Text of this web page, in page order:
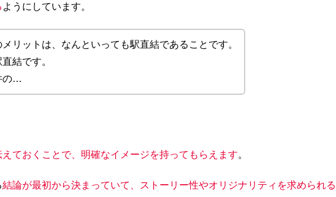
ようにしています。
リットは、なんといっても駅直結であることです。
結です。
の…
ておくことで、明確なイメージを持ってもらえます。
結論が最初から決まっていて、ストーリー性やオリジナリティを求められる